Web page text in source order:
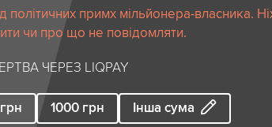
примх мільйонера-власника.
чи про що не повідомляти.
ЧЕРЕЗ LIQPAY
грн 1000 грн Інша сума